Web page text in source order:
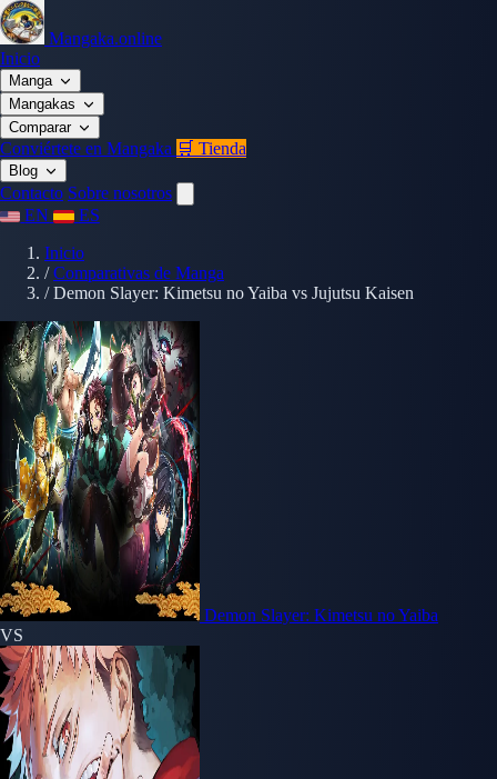
Mangaka.online
Inicio
Manga
Mangakas
Comparar
Conviértete en Mangaka 🛒 Tienda
Blog
Contacto Sobre nosotros
EN
ES
Inicio
/ Comparativas de Manga
/ Demon Slayer: Kimetsu no Yaiba vs Jujutsu Kaisen
Demon Slayer: Kimetsu no Yaiba
VS